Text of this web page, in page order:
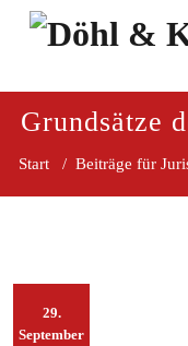
Zum
Grundsätze
Start / Beiträge für
29.
September